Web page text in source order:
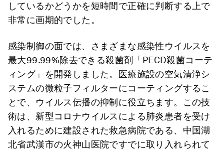
しているかどうかを短時間で正確に判断する上で
非常に画期的でした。
感染制御の面では、さまざまな感染性ウイルスを
最大99.99%除去できる殺菌剤「PECD殺菌コーテ
ィング」を開発しました。医療施設の空気清浄シ
ステムの微粒子フィルターにコーティングするこ
とで、ウイルス伝播の抑制に役立ちます。この技
術は、新型コロナウイルスによる肺炎患者を受け
入れるために建設された救急病院である、中国湖
北省武漢市の火神山医院ですでに取り入れられて